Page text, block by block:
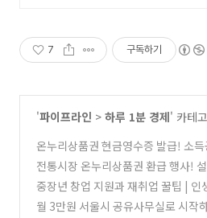
7 구독하기
'파이프라인 > 하루 1분 경제' 카테
온누리상품권 현금영수증 발급! 소
공제 혜택 100% 받는 방법 (1)
전통시장 온누리상품권 환급 행사! 설
원 돌려받는 방법
(0)
중장년 창업 지원과 재취업 꿀팁 | 인
한 필수 가이드
(1)
월 3만원 서울시 공유사무실로 시작